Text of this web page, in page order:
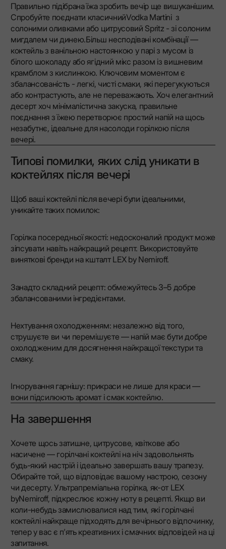
Правильно підібрана їжа зробить вечір ще вишуканішим.
Спробуйте поєднати класичнийVodka Martini з
солоними оливками або цитрусовий Spritz - зі солоним
мигдалем чи динею.Більш несподівані комбінації —
коктейль з ванільною настоянкою у парі з мусом із
білого шоколаду або ягідний мікс разом із вишневим
крамблом з кислинкою. Ключовим моментом є
збалансованість - легкі, чисті смаки, які перегукуються
або контрастують, але не переважають. Хоч елегантний
десерт хоч мінімалістична закуска, правильне
поєднання з їжею перетворює простий напій на щось
незабутнє, ідеальне для насолоди горілкою після
вечері.
Типові помилки, яких слід уникати в
коктейлях після вечері
Щоб ваші коктейлі після вечері були ідеальними,
уникайте таких помилок:
Горілка посередньої якості: недосконалий продукт може
зіпсувати навіть найкращий рецепт. Використовуйте
виняткові бренди на кшталт LEX by Nemiroff.
Занадто складний рецепт: обмежуйтесь 3–5 добре
збалансованими інгредієнтами.
Нехтування охолодженням: незалежно від того,
струшуєте ви чи перемішуєте — напій має бути добре
охолодженим для досягнення найкращої текстури та
смаку.
Ігнорування гарнішу: прикраси не лише для краси —
вони підсилюють аромат і смак коктейлю.
На завершення
Хочете щось затишне, цитрусове, квіткове або
насичене — горілчані коктейлі на ніч задовольнять
будь-який настрій і ідеально завершать вашу трапезу.
Обирайте той, що відповідає вашому настрою, сезону
чи десерту. Ультрапреміальна горілка, як-от LEX
byNemiroff, підкреслює кожну ноту в рецепті. Якщо ви
коли-небудь замислювалися над тим, які горілчані
коктейлі найкраще підходять для вечірнього відпочинку,
тепер у вас є п'ять креативних і смачних відповідей на ці
запитання.